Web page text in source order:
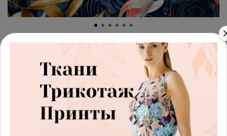
42872284_satin
Ткань премиум сатин
сказочные цапли
Этот принт можно напечатать на другой ткани: